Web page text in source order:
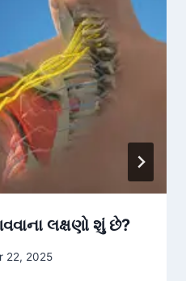
લક્ષણો શું છે?
22, 2025